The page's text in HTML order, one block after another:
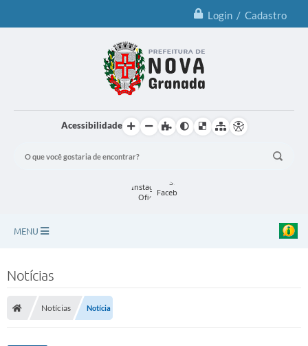
Login / Cadastro
Acessibilidade
MENU
Notícias
Notícias Notícia